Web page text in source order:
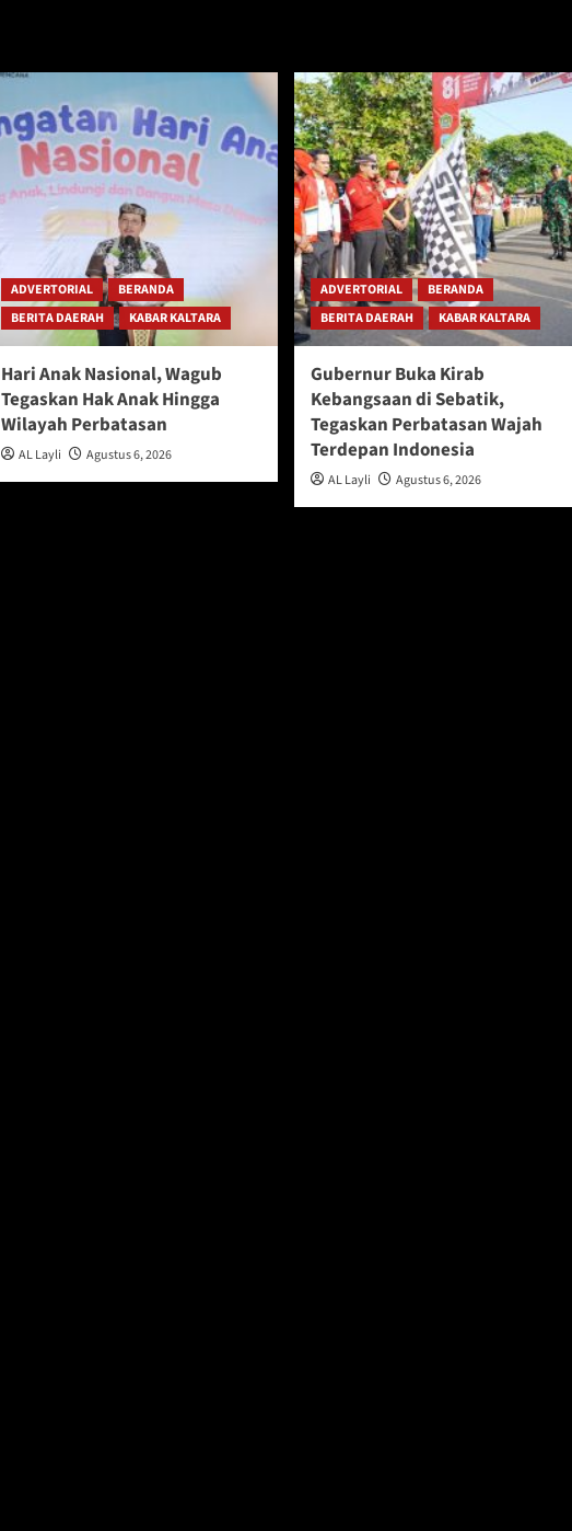
ADVERTORIAL
BERANDA
BERITA DAERAH
KABAR KALTARA
Hari Anak Nasional, Wagub
Tegaskan Hak Anak Hingga
Wilayah Perbatasan
AL Layli Agustus 6, 2026
ADVERTORIAL
BERANDA
BERITA DAERAH
KABAR KALTARA
Gubernur Buka Kirab
Kebangsaan di Sebatik,
Tegaskan Perbatasan Wajah
Terdepan Indonesia
AL Layli Agustus 6, 2026